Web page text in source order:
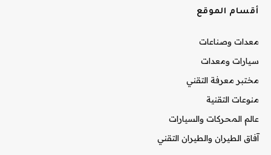
أقسام الموقع
معدات وصناعات
سيارات ومعدات
مختبر معرفة التقني
منوعات التقنية
عالم المحركات والسيارات
آفاق الطيران والطيران التقني